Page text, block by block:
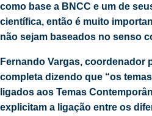
como base a BNCC e um de
científica, então é muito
não sejam baseados no senso
Fernando Vargas, coordenador
completa dizendo que “os
ligados aos Temas
explicitam a ligação entre os